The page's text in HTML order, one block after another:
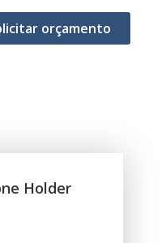
orçamento
Holder